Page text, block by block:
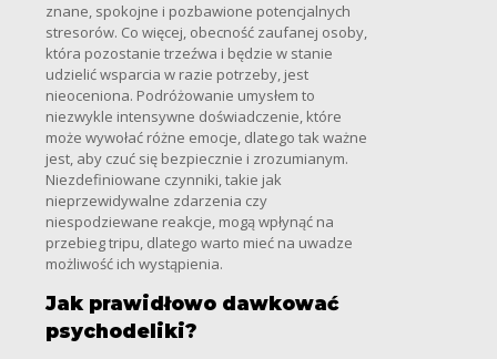
znane, spokojne i pozbawione potencjalnych
stresorów. Co więcej, obecność zaufanej osoby,
która pozostanie trzeźwa i będzie w stanie
udzielić wsparcia w razie potrzeby, jest
nieoceniona. Podróżowanie umysłem to
niezwykle intensywne doświadczenie, które
może wywołać różne emocje, dlatego tak ważne
jest, aby czuć się bezpiecznie i zrozumianym.
Niezdefiniowane czynniki, takie jak
nieprzewidywalne zdarzenia czy
niespodziewane reakcje, mogą wpłynąć na
przebieg tripu, dlatego warto mieć na uwadze
możliwość ich wystąpienia.
Jak prawidłowo dawkować
psychodeliki?